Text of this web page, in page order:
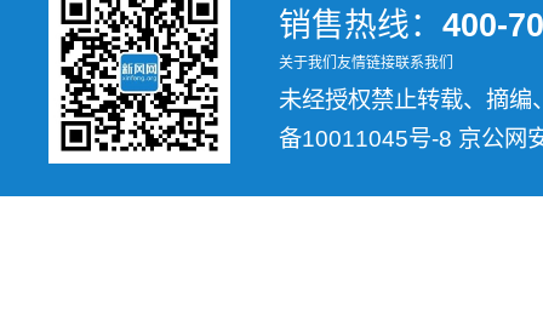
销售热线： 400-
关于我们 友情链接联系我们
未经授权禁止转载、摘
备10011045号-8 京公网